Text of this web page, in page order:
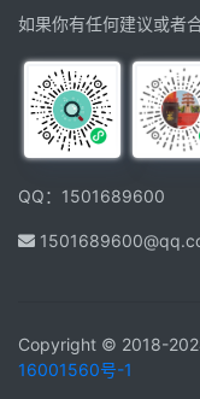
如果你有任何建议或者
QQ：1501689600
Copyright © 2018-
16001560号-1